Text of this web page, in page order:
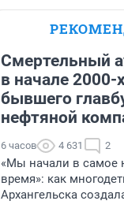
Смертельный
в начале 2000-
бывшего
нефтяной
6 часов 4 631 2
«Мы начали в самое
время»: как
Архангельска